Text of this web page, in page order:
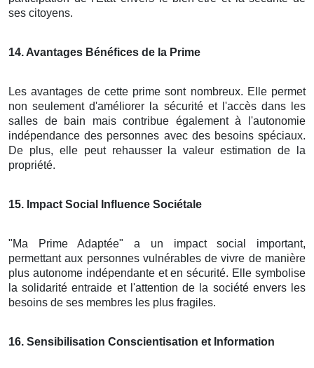
ses citoyens.
14. Avantages Bénéfices de la Prime
Les avantages de cette prime sont nombreux. Elle permet
non seulement d'améliorer la sécurité et l'accès dans les
salles de bain mais contribue également à l'autonomie
indépendance des personnes avec des besoins spéciaux.
De plus, elle peut rehausser la valeur estimation de la
propriété.
15. Impact Social Influence Sociétale
"Ma Prime Adaptée" a un impact social important,
permettant aux personnes vulnérables de vivre de manière
plus autonome indépendante et en sécurité. Elle symbolise
la solidarité entraide et l'attention de la société envers les
besoins de ses membres les plus fragiles.
16. Sensibilisation Conscientisation et Information